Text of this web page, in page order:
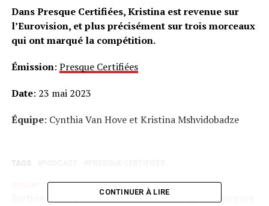
Dans Presque Certifiées, Kristina est revenue sur
l’Eurovision, et plus précisément sur trois morceaux
qui ont marqué la compétition.
Émission: Presque Certifiées
Date: 23 mai 2023
Équipe: Cynthia Van Hove et Kristina Mshvidobadze
TAGS
Bertrée se prépare pour une fête de village d’envergure
CONTINUER À LIRE